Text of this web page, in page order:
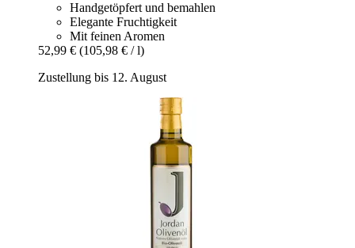
Handgetöpfert und bemahlen
Elegante Fruchtigkeit
Mit feinen Aromen
52,99 € (105,98 € / l)
Zustellung bis 12. August